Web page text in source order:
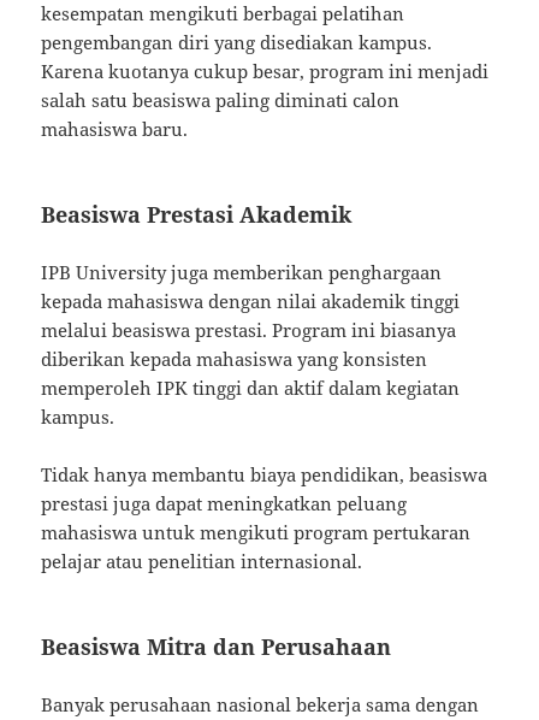
kesempatan mengikuti berbagai pelatihan
pengembangan diri yang disediakan kampus.
Karena kuotanya cukup besar, program ini menjadi
salah satu beasiswa paling diminati calon
mahasiswa baru.
Beasiswa Prestasi Akademik
IPB University juga memberikan penghargaan
kepada mahasiswa dengan nilai akademik tinggi
melalui beasiswa prestasi. Program ini biasanya
diberikan kepada mahasiswa yang konsisten
memperoleh IPK tinggi dan aktif dalam kegiatan
kampus.
Tidak hanya membantu biaya pendidikan, beasiswa
prestasi juga dapat meningkatkan peluang
mahasiswa untuk mengikuti program pertukaran
pelajar atau penelitian internasional.
Beasiswa Mitra dan Perusahaan
Banyak perusahaan nasional bekerja sama dengan